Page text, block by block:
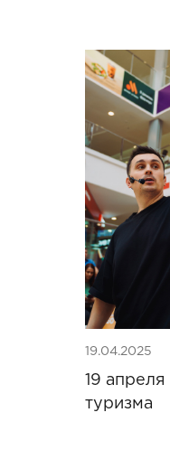
19.04.2025
19
туризма